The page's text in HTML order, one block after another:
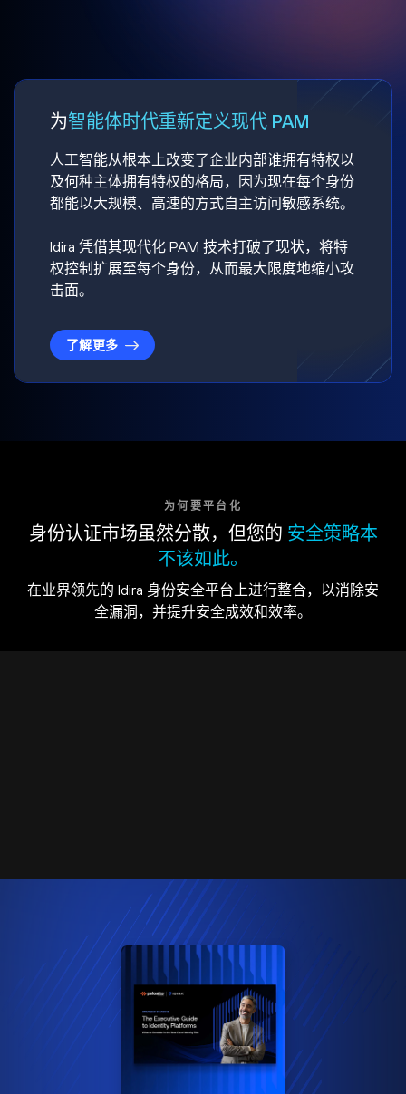
为智能体时代重新定义现代 PAM
人工智能从根本上改变了企业内部谁拥有特权以
及何种主体拥有特权的格局，因为现在每个身份
都能以大规模、高速的方式自主访问敏感系统。
Idira 凭借其现代化 PAM 技术打破了现状，将特
权控制扩展至每个身份，从而最大限度地缩小攻
击面。
了解更多
为何要平台化
身份认证市场虽然分散，但您的 安全策略本
不该如此。
在业界领先的 Idira 身份安全平台上进行整合，以消除安
全漏洞，并提升安全成效和效率。